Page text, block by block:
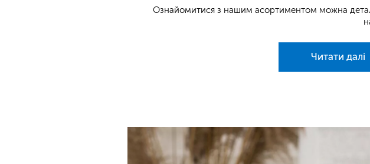
Ознайомитися з нашим асортиментом можна
Читати далі